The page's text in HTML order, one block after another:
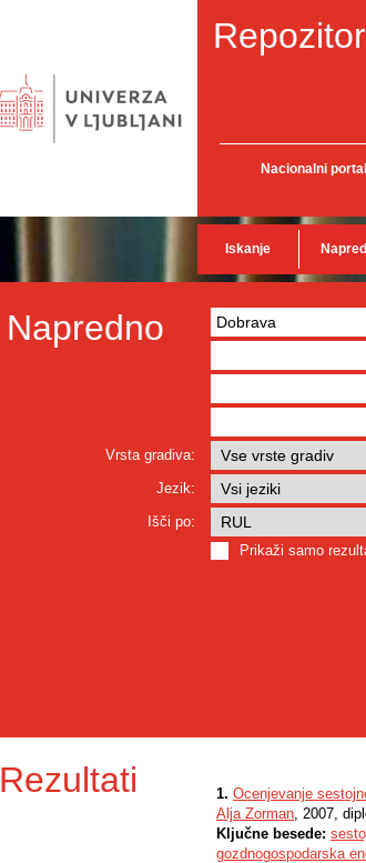
Nacionalni
Iskanje
Napredno
Vrsta gradiva:
Jezik:
Išči po:
Prikaži samo
Rezultati 1. Ocenjevanje
Alja Zorman, 2007,
Ključne besede:
gozdnogospodarska